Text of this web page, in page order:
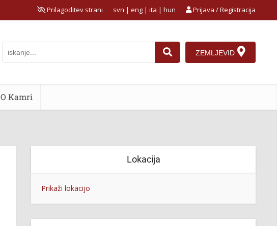
Prilagoditev strani Prijava / Registracija
svn | eng | ita | hun
ZEMLJEVID
O Kamri
Lokacija
Prikaži lokacijo